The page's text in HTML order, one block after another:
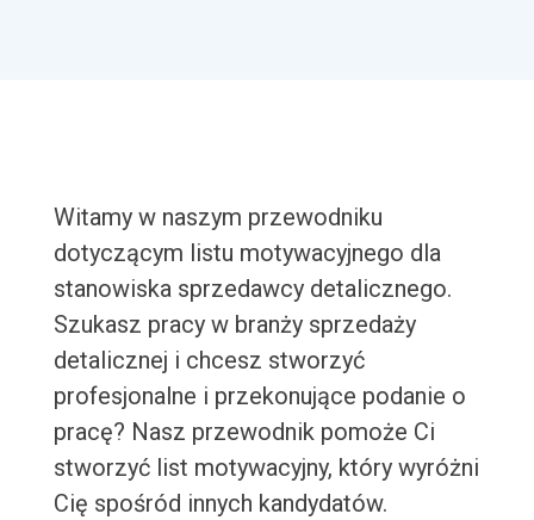
Witamy w naszym przewodniku
dotyczącym listu motywacyjnego dla
stanowiska sprzedawcy detalicznego.
Szukasz pracy w branży sprzedaży
detalicznej i chcesz stworzyć
profesjonalne i przekonujące podanie o
pracę? Nasz przewodnik pomoże Ci
stworzyć list motywacyjny, który wyróżni
Cię spośród innych kandydatów.